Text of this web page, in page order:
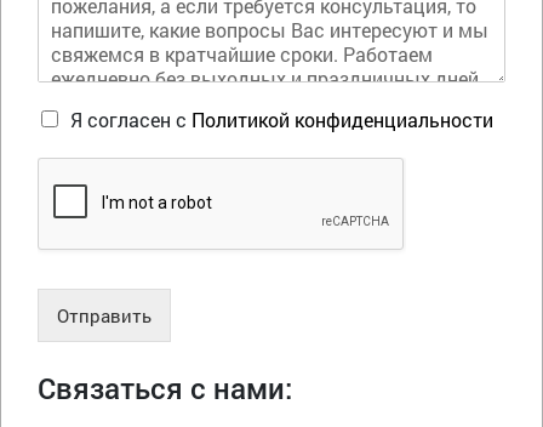
Я согласен с Политикой конфиденциальности
Отправить
Связаться с нами: